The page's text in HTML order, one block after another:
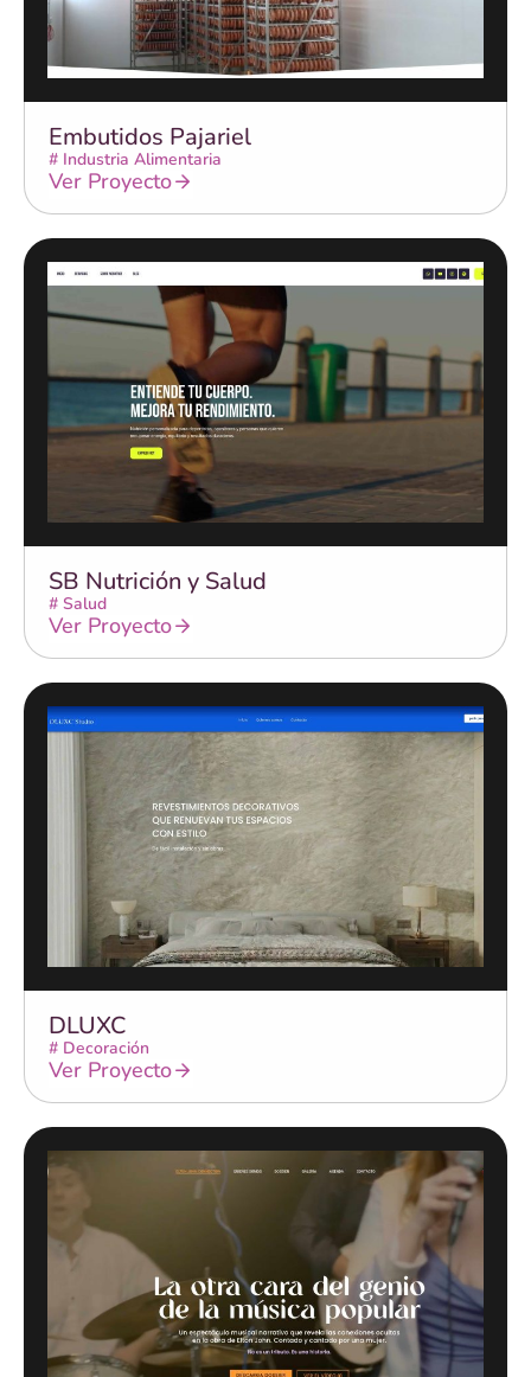
Embutidos Pajariel
# Industria Alimentaria
Ver Proyecto
SB Nutrición y Salud
# Salud
Ver Proyecto
DLUXC
# Decoración
Ver Proyecto